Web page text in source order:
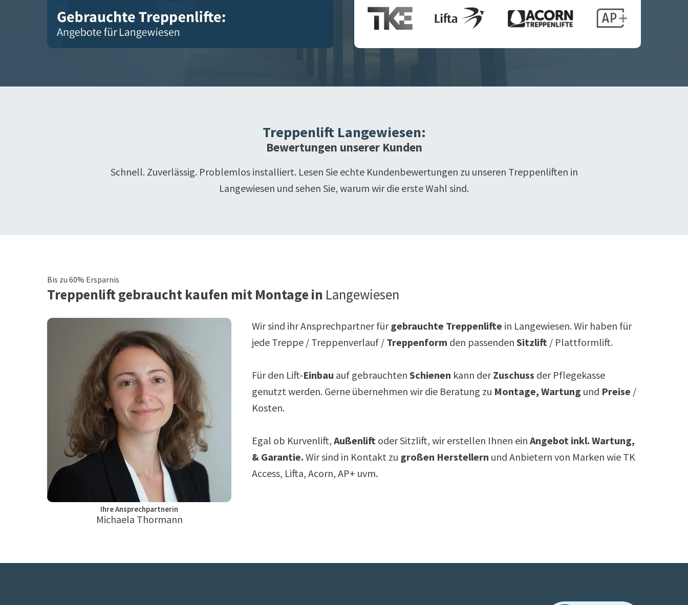
Treppenlift Langewiesen:
Bewertungen unserer Kunden
Schnell. Zuverlässig. Problemlos installiert. Lesen Sie echte Kundenbewertungen zu unseren Treppenliften in
Langewiesen und sehen Sie, warum wir die erste Wahl sind.
Bis zu 60% Ersparnis
Treppenliftgebraucht kaufen mit Montage in Langewiesen
Ihre Ansprechpartnerin
Michaela Thormann
Wir sind ihr Ansprechpartner fürgebrauchte Treppenlifte in Langewiesen. Wir haben für
jede Treppe / Treppenverlauf / Treppenform den passenden Sitzlift / Plattformlift.
Für den Lift-Einbau auf gebrauchten Schienen kann derZuschuss der Pflegekasse
genutzt werden. Gerne übernehmen wir die Beratung zu Montage, Wartung und Preise /
Kosten.
Egal ob Kurvenlift, Außenlift oder Sitzlift, wir erstellen Ihnen ein Angebot inkl. Wartung,
& Garantie. Wir sind in Kontakt zu großen Herstellern und Anbietern von Marken wie TK
Access, Lifta, Acorn, AP+ uvm.